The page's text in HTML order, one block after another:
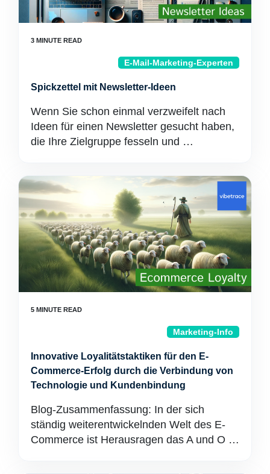
E-Mail-Marketing-Experten
Spickzettel mit Newsletter-Ideen
Wenn Sie schon einmal verzweifelt nach
Ideen für einen Newsletter gesucht haben,
die Ihre Zielgruppe fesseln und …
Marketing-Info
Innovative Loyalitätstaktiken für den E-
Commerce-Erfolg durch die Verbindung von
Technologie und Kundenbindung
Blog-Zusammenfassung: In der sich
ständig weiterentwickelnden Welt des E-
Commerce ist Herausragen das A und O …